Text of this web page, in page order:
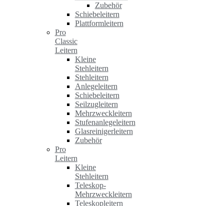
Zubehör
Schiebeleitern
Plattformleitern
Pro
Classic
Leitern
Kleine
Stehleitern
Stehleitern
Anlegeleitern
Schiebeleitern
Seilzugleitern
Mehrzweckleitern
Stufenanlegeleitern
Glasreinigerleitern
Zubehör
Pro
Leitern
Kleine
Stehleitern
Teleskop-
Mehrzweckleitern
Teleskopleitern